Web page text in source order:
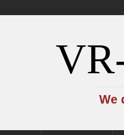
We